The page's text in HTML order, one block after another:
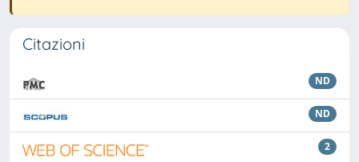
Citazioni
ND
ND
2